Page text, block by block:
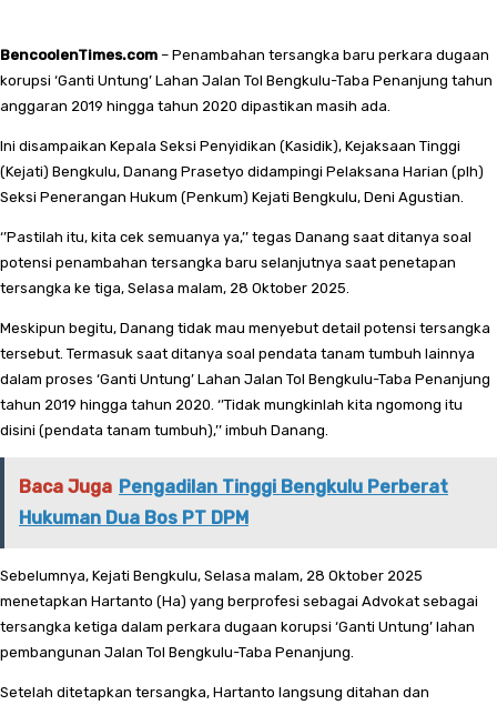
BencoolenTimes.com – Penambahan tersangka baru perkara dugaan
korupsi ‘Ganti Untung’ Lahan Jalan Tol Bengkulu-Taba Penanjung tahun
anggaran 2019 hingga tahun 2020 dipastikan masih ada.
Ini disampaikan Kepala Seksi Penyidikan (Kasidik), Kejaksaan Tinggi
(Kejati) Bengkulu, Danang Prasetyo didampingi Pelaksana Harian (plh)
Seksi Penerangan Hukum (Penkum) Kejati Bengkulu, Deni Agustian.
‘’Pastilah itu, kita cek semuanya ya,’’ tegas Danang saat ditanya soal
potensi penambahan tersangka baru selanjutnya saat penetapan
tersangka ke tiga, Selasa malam, 28 Oktober 2025.
Meskipun begitu, Danang tidak mau menyebut detail potensi tersangka
tersebut. Termasuk saat ditanya soal pendata tanam tumbuh lainnya
dalam proses ‘Ganti Untung’ Lahan Jalan Tol Bengkulu-Taba Penanjung
tahun 2019 hingga tahun 2020. ‘’Tidak mungkinlah kita ngomong itu
disini (pendata tanam tumbuh),’’ imbuh Danang.
Baca Juga Pengadilan Tinggi Bengkulu Perberat
Hukuman Dua Bos PT DPM
Sebelumnya, Kejati Bengkulu, Selasa malam, 28 Oktober 2025
menetapkan Hartanto (Ha) yang berprofesi sebagai Advokat sebagai
tersangka ketiga dalam perkara dugaan korupsi ‘Ganti Untung’ lahan
pembangunan Jalan Tol Bengkulu-Taba Penanjung.
Setelah ditetapkan tersangka, Hartanto langsung ditahan dan